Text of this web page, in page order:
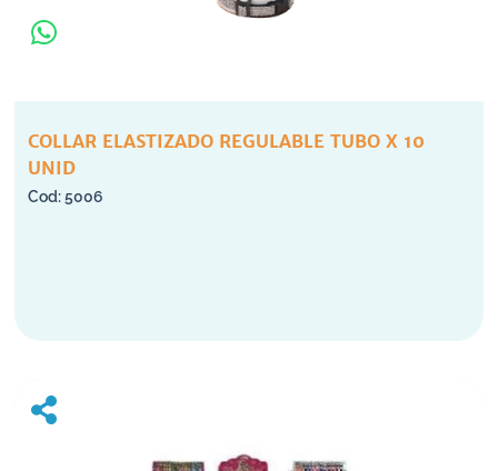
COLLAR ELASTIZADO REGULABLE TUBO X 10
UNID
5006